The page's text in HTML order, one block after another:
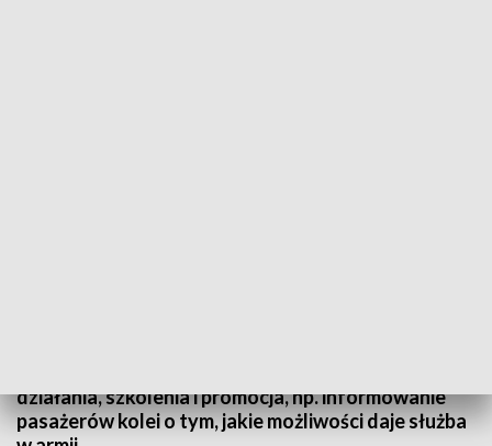
działania, szkolenia i promocja, np. informowanie
pasażerów kolei o tym, jakie możliwości daje służba